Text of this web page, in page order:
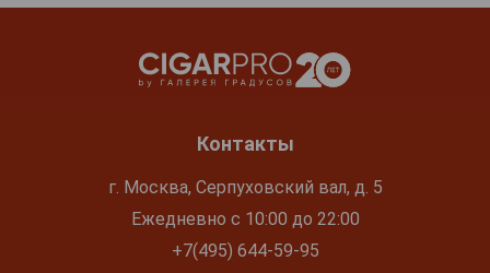
Контакты
г. Москва, Серпуховский вал, д. 5
Ежедневно с 10:00 до 22:00
+7(495) 644-59-95